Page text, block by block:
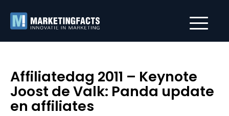
Affiliatedag 2011 – Keynote
Joost de Valk: Panda update
en affiliates